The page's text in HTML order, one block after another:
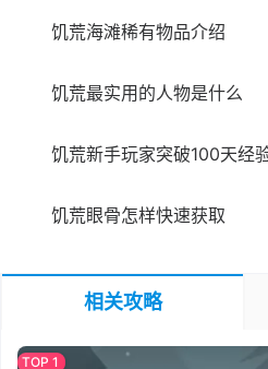
饥荒海滩稀有物品介绍
饥荒最实用的人物是什么
饥荒新手玩家突破100天经
饥荒眼骨怎样快速获取
相关攻略